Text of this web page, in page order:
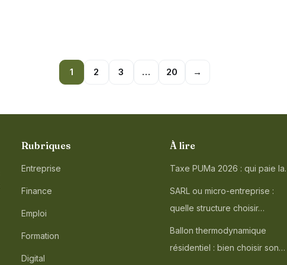
1 2 3 … 20 →
Rubriques
Entreprise
Finance
Emploi
Formation
Digital
À lire
Taxe PUMa 2026 : qui paie
SARL ou micro-entreprise :
quelle structure choisir…
Ballon thermodynamique
résidentiel : bien choisir son…